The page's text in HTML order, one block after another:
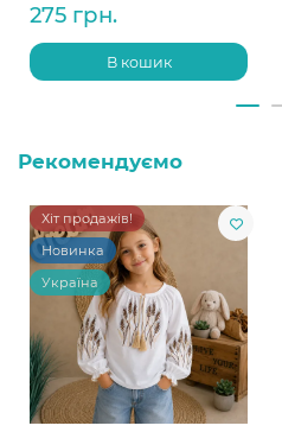
275 грн.
В кошик
Рекомендуємо
Хіт продажів!
Новинка
Україна